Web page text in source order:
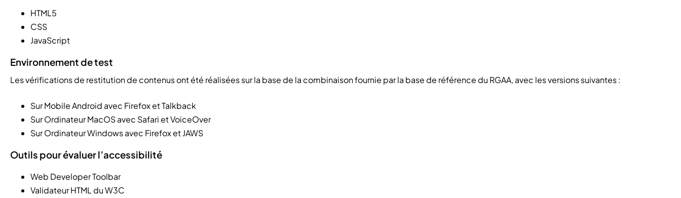
HTML5
CSS
JavaScript
Environnement de test
Les vérifications de restitution de contenus ont été réalisées sur la base de la combinaison fournie par la base de référence du RGAA, avec les versions suivantes :
Sur Mobile Android avec Firefox et Talkback
Sur Ordinateur MacOS avec Safari et VoiceOver
Sur Ordinateur Windows avec Firefox et JAWS
Outils pour évaluer l’accessibilité
Web Developer Toolbar
Validateur HTML du W3C